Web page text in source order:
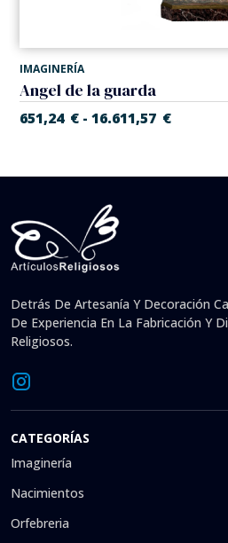
IMAGINERÍA
Angel de la guarda
651,24 € - 16.611,57 €
Detrás De Artesanía Y Decoración
De Experiencia En La Fabricación Y
Religiosos.
CATEGORÍAS
Imaginería
Nacimientos
Orfebreria